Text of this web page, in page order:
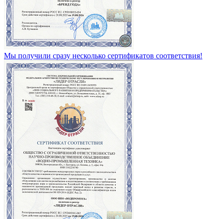
Мы получили сразу несколько сертификатов соответствия!